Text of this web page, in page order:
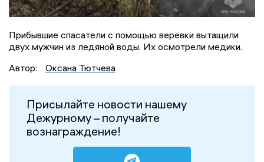
Прибывшие спасатели с помощью верёвки вытащили
двух мужчин из ледяной воды. Их осмотрели медики.
Автор:
Оксана Тютчева
Присылайте новости нашему
Дежурному – получайте
вознаграждение!